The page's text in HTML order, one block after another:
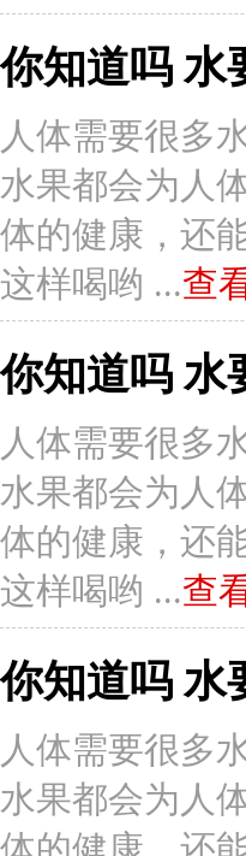
你知道吗 水
人体需要很多
水果都会为人
体的健康，还
这样喝哟 ...查
你知道吗 水
人体需要很多
水果都会为人
体的健康，还
这样喝哟 ...查
你知道吗 水
人体需要很多
水果都会为人